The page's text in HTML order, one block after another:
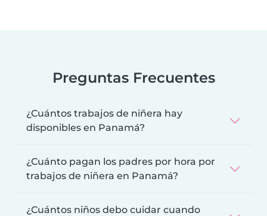
Preguntas Frecuentes
¿Cuántos trabajos de niñera hay
disponibles en Panamá?
¿Cuánto pagan los padres por hora por
trabajos de niñera en Panamá?
¿Cuántos niños debo cuidar cuando